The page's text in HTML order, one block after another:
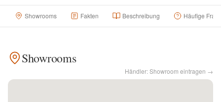
Über uns
Kontakt
Showrooms Fakten Beschreibung Häufige
Showrooms
Händler: Showroom eintragen →